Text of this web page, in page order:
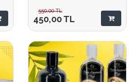
550,00TL
450,00TL